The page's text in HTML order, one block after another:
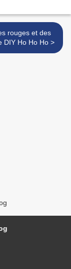
rouges et des
lettres : le DIY Ho Ho Ho >